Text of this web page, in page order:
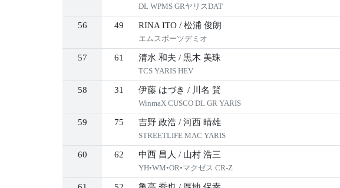
DL WPMS GRヤリスDAT
56 49 RINA ITO / 松浦 俊朗
エムスポーツデミオ
57 61 清水 和夫 / 黒木 美珠
TCS YARIS HEV
58 31 伊藤 はづき / 川名 賢
WinmaX CUSCO DL GR YARIS
59 75 吉野 政浩 / 河西 晴雄
STREETLIFE MAC YARIS
60 62 中西 昌人 / 山村 浩三
YH•WM•OR•マクゼス CR-Z